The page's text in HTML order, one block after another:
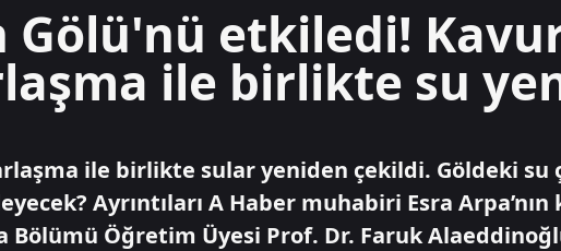
Gölü'nü etkiledi!
ile birlikte su
ile birlikte sular yeniden çekildi. Göldeki su
Ayrıntıları A Haber muhabiri Esra
Bölümü Öğretim Üyesi Prof. Dr. Faruk